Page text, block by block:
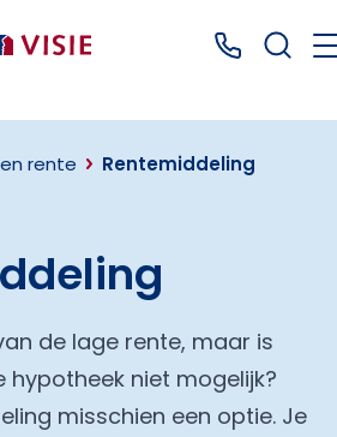
Bel ons:
rente Rentemiddeling
de lage rente, maar is
hypotheek niet mogelijk?
misschien een optie. Je